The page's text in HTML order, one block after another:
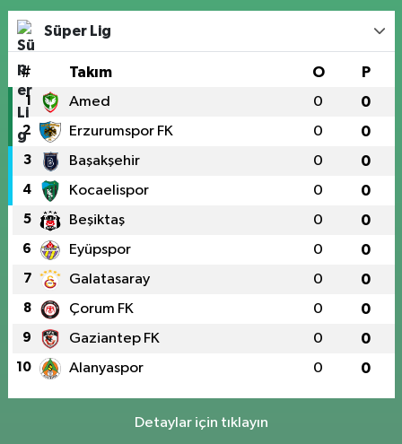
Süper Lig
# Takım O P
1 Amed 0 0
2 Erzurumspor FK 0 0
3 Başakşehir 0 0
4 Kocaelispor 0 0
5 Beşiktaş 0 0
6 Eyüpspor 0 0
7 Galatasaray 0 0
8 Çorum FK 0 0
9 Gaziantep FK 0 0
10 Alanyaspor 0 0
Detaylar için tıklayın